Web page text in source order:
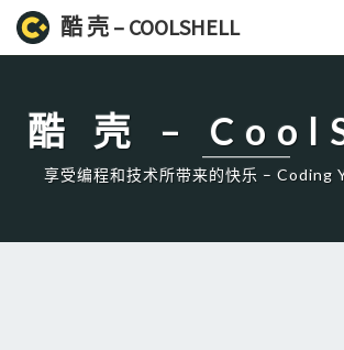
酷 壳 – COOLSHELL
酷 壳 –
享受编程和技术所带来的快乐 – Coding